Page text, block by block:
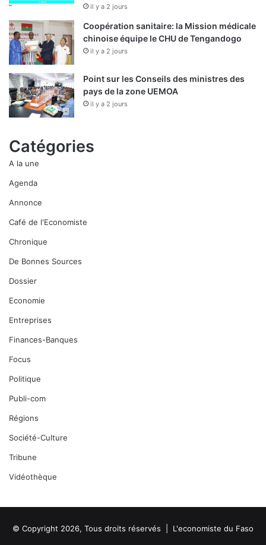
il y a 2 jours
Coopération sanitaire: la Mission médicale
chinoise équipe le CHU de Tengandogo
il y a 2 jours
Point sur les Conseils des ministres des
pays de la zone UEMOA
il y a 2 jours
Catégories
A la une
Agenda
Annonce
Café de l'Economiste
Chronique
De Bonnes Sources
Dossier
Economie
Entreprises
Finances-Banques
Focus
Politique
Publi-com
Régions
Société-Culture
Tribune
Vidéothèque
© Copyright 2026, Tous droits réservés | L'economiste du Faso